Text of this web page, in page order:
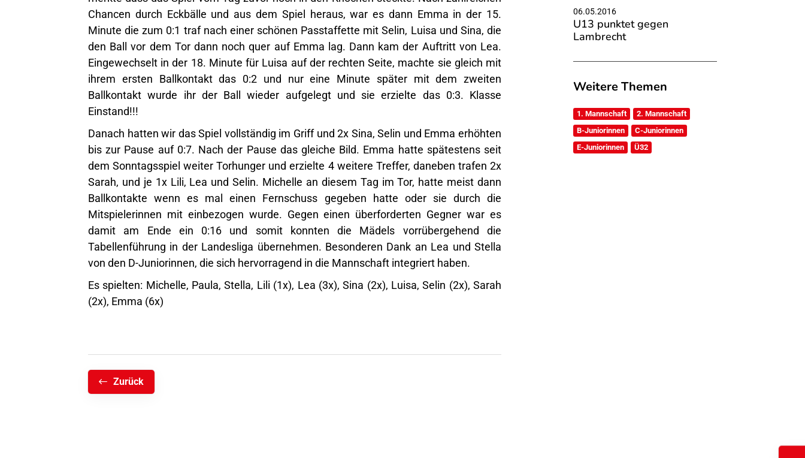
Chancen durch Eckbälle und aus dem Spiel heraus, war es dann Emma in der 15.
Minute die zum 0:1 traf nach einer schönen Passtaffette mit Selin, Luisa und Sina, die
den Ball vor dem Tor dann noch quer auf Emma lag. Dann kam der Auftritt von Lea.
Eingewechselt in der 18. Minute für Luisa auf der rechten Seite, machte sie gleich mit
ihrem ersten Ballkontakt das 0:2 und nur eine Minute später mit dem zweiten
Ballkontakt wurde ihr der Ball wieder aufgelegt und sie erzielte das 0:3. Klasse
Einstand!!!
Danach hatten wir das Spiel vollständig im Griff und 2x Sina, Selin und Emma erhöhten
bis zur Pause auf 0:7. Nach der Pause das gleiche Bild. Emma hatte spätestens seit
dem Sonntagsspiel weiter Torhunger und erzielte 4 weitere Treffer, daneben trafen 2x
Sarah, und je 1x Lili, Lea und Selin. Michelle an diesem Tag im Tor, hatte meist dann
Ballkontakte wenn es mal einen Fernschuss gegeben hatte oder sie durch die
Mitspielerinnen mit einbezogen wurde. Gegen einen überforderten Gegner war es
damit am Ende ein 0:16 und somit konnten die Mädels vorrübergehend die
Tabellenführung in der Landesliga übernehmen. Besonderen Dank an Lea und Stella
von den D-Juniorinnen, die sich hervorragend in die Mannschaft integriert haben.
Es spielten: Michelle, Paula, Stella, Lili (1x), Lea (3x), Sina (2x), Luisa, Selin (2x), Sarah
(2x), Emma (6x)
Zurück
06.05.2016
U13 punktet gegen
Lambrecht
Weitere Themen
1. Mannschaft
2. Mannschaft
B-Juniorinnen
C-Juniorinnen
E-Juniorinnen
Ü32